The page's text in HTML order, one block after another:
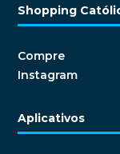
Shopping
Compre
Instagram
Aplicativos